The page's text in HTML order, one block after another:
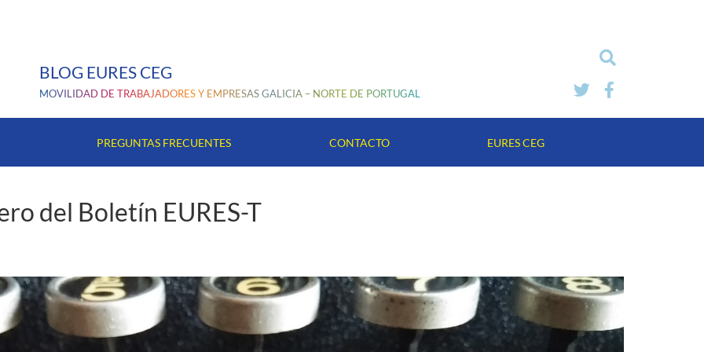
BLOG EURES CEG
MOVILIDAD DE TRABAJADORES Y EMPRESAS GALICIA – NORTE DE PORTUGAL
PREGUNTAS FRECUENTES CONTACTO EURES CEG
del Boletín EURES-T